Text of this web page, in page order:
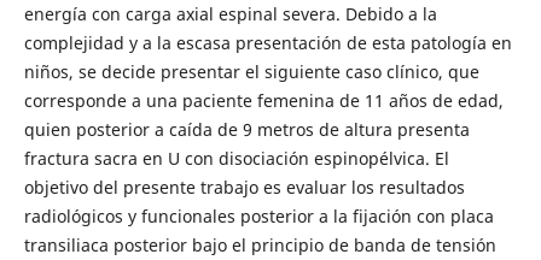
energía con carga axial espinal severa. Debido a la
complejidad y a la escasa presentación de esta patología en
niños, se decide presentar el siguiente caso clínico, que
corresponde a una paciente femenina de 11 años de edad,
quien posterior a caída de 9 metros de altura presenta
fractura sacra en U con disociación espinopélvica. El
objetivo del presente trabajo es evaluar los resultados
radiológicos y funcionales posterior a la fijación con placa
transiliaca posterior bajo el principio de banda de tensión